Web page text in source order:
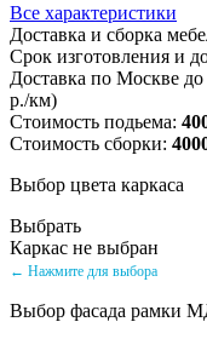
Все характеристики
Доставка и сборка
Срок изготовления и
Доставка по Москве до
р./км)
Стоимость подьема:
Стоимость сборки:
Выбор цвета каркаса
Выбрать
Каркас не выбран
← Нажмите для выбора
Выбор фасада рамки